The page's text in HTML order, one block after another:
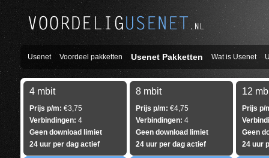
Usenet Voordeel pakketten Usenet Pakketten Wat is Usenet
4 mbit
Prijs p/m: €3,75
Verbindingen: 4
Geen download limiet
24 uur per dag actief
8 mbit
Prijs p/m: €4,75
Verbindingen: 4
Geen download limiet
24 uur per dag actief
12
Prijs p/
Geen
24 uur